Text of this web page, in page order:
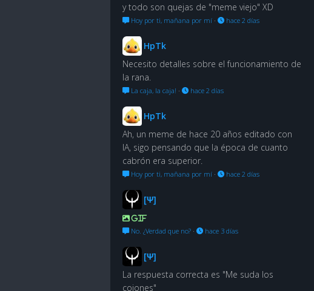
y todo son quejas de "meme viejo" XD
Hoy por ti, mañana por mí · hace 2 días
HpTk
Necesito detalles sobre el funcionamiento de
la rana.
La caja, la caja! · hace 2 días
HpTk
Ah, un meme de hace 20 años editado con
IA, sigo pensando que la época de cuanto
cabrón era superior.
Hoy por ti, mañana por mí · hace 2 días
[Ψ]
GIF
No. ¿Verdad que no? · hace 3 días
[Ψ]
La respuesta correcta es "Me suda los
cojones"